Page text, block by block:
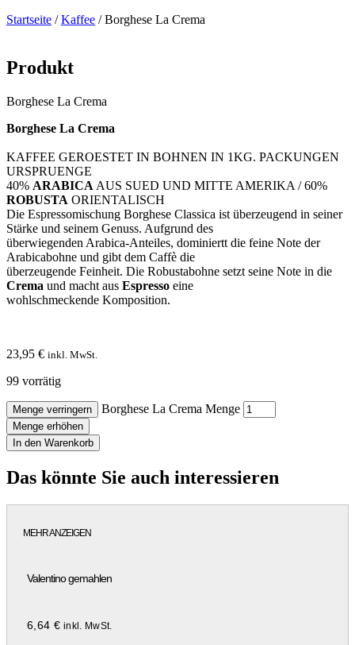
Startseite /Kaffee / Borghese La Crema
Produkt
Borghese La Crema
Borghese La Crema
KAFFEE GEROESTET IN BOHNEN IN 1KG. PACKUNGEN
URSPRUENGE
40% ARABICA AUS SUED UND MITTE AMERIKA / 60%
ROBUSTA ORIENTALISCH
Die Espressomischung Borghese Classica ist überzeugend in seiner
Stärke und seinem Genuss. Aufgrund des
überwiegenden Arabica-Anteiles, dominiertt die feine Note der
Arabicabohne und gibt dem Caffè die
überzeugende Feinheit. Die Robustabohne setzt seine Note in die
Crema und macht aus Espresso eine
wohlschmeckende Komposition.
23,95 € inkl. MwSt.
99 vorrätig
Menge verringern Borghese La Crema Menge
Menge erhöhen
In den Warenkorb
Das könnte Sie auch interessieren
MEHR ANZEIGEN
Valentino gemahlen
6,64 € inkl. MwSt.